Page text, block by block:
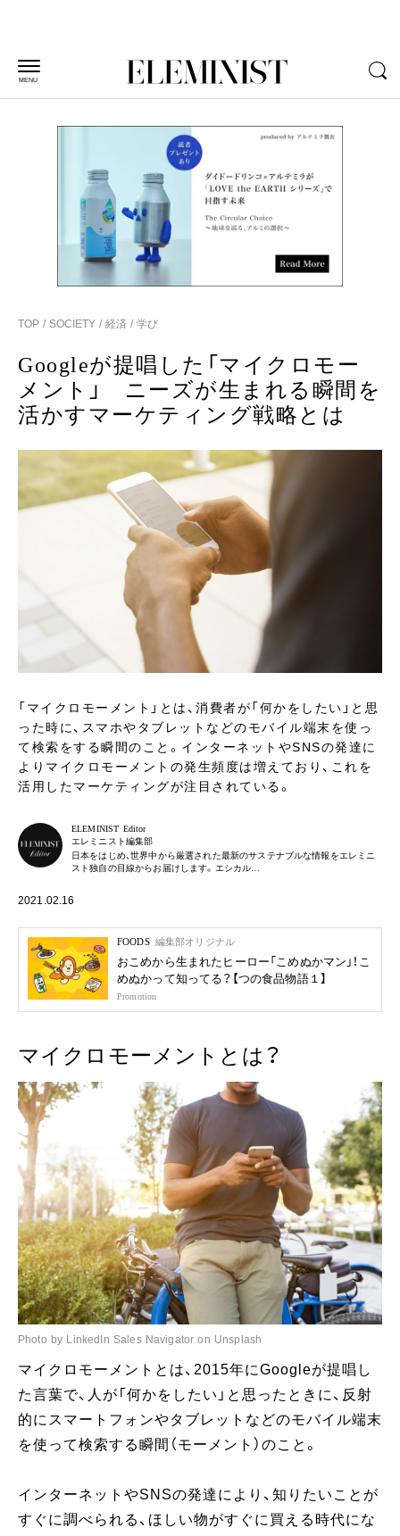
MENU
TOP SOCIETY 経済 学び
Googleが提唱した「マイクロモー
メント」 ニーズが生まれる瞬間を
活かすマーケティング戦略とは
「マイクロモーメント」とは、消費者が「何かをしたい」と思
った時に、スマホやタブレットなどのモバイル端末を使っ
て検索をする瞬間のこと。インターネットやSNSの発達に
よりマイクロモーメントの発生頻度は増えており、これを
活用したマーケティングが注目されている。
ELEMINIST Editor
エレミニスト編集部
日本をはじめ、世界中から厳選された最新のサステナブルな情報をエレミニ
スト独自の目線からお届けします。エシカル…
2021.02.16
FOODS 編集部オリジナル
おこめから生まれたヒーロー「こめぬかマン」！こ
めぬかって知ってる？【つの食品物語１】
Promotion
マイクロモーメントとは？
Photo by LinkedIn Sales Navigator on Unsplash
マイクロモーメントとは、2015年にGoogleが提唱し
た言葉で、人が「何かをしたい」と思ったときに、反射
的にスマートフォンやタブレットなどのモバイル端末
を使って検索する瞬間（モーメント）のこと。
インターネットやSNSの発達により、知りたいことが
すぐに調べられる、ほしい物がすぐに買える時代にな